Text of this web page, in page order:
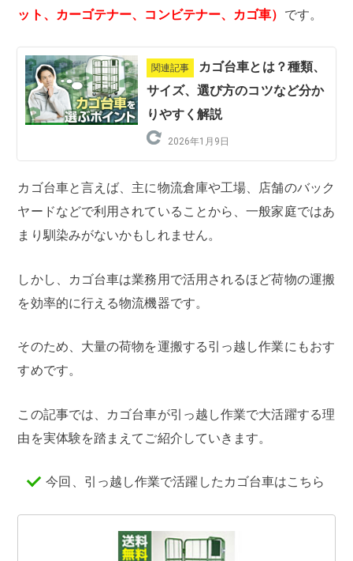
ット、カーゴテナー、コンビテナー、カゴ車） です。
関連記事
カゴ台車とは？種類、
サイズ、選び方のコツなど分か
りやすく解説
2026年1月9日
カゴ台車と言えば、主に物流倉庫や工場、店舗のバック
ヤードなどで利用されていることから、一般家庭ではあ
まり馴染みがないかもしれません。
しかし、カゴ台車は業務用で活用されるほど荷物の運搬
を効率的に行える物流機器です。
そのため、大量の荷物を運搬する引っ越し作業にもおす
すめです。
この記事では、カゴ台車が引っ越し作業で大活躍する理
由を実体験を踏まえてご紹介していきます。
今回、引っ越し作業で活躍したカゴ台車はこちら